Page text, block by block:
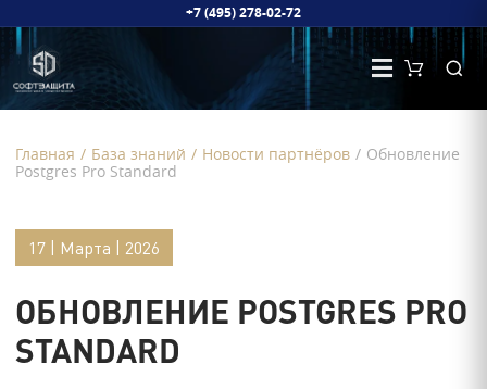
+7 (495) 278-02-72
Главная / База знаний / Новости партнёров / Обновление
Postgres Pro Standard
17 | Марта | 2026
ОБНОВЛЕНИЕ POSTGRES PRO
STANDARD